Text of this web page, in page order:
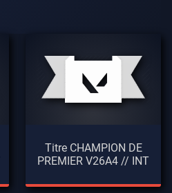
Titre CHAMPION DE
PREMIER V26A4 // INT